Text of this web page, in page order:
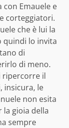
con Emauele e
corteggiatori.
che è lui la
quindi lo invita
di
di meno.
ripercorre il
insicura, le
non esita
gioia della
sempre